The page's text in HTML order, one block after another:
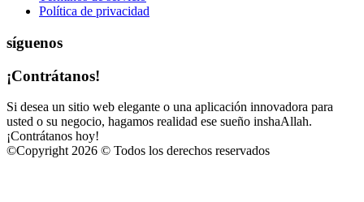
Política de privacidad
síguenos
¡Contrátanos!
Si desea un sitio web elegante o una aplicación innovadora para
usted o su negocio, hagamos realidad ese sueño inshaAllah.
¡Contrátanos hoy!
©Copyright 2026 © Todos los derechos reservados